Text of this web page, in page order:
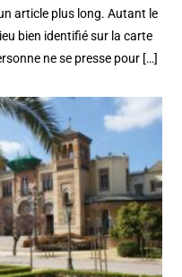
article plus long. Autant le
bien identifié sur la carte
ne se presse pour […]